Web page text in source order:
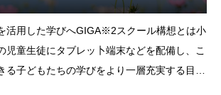
活用した学びへGIGA※2スクール構想とは小
児童生徒にタブレッ卜端末などを配備し、こ
る子どもたちの学びをより一層充実する目的